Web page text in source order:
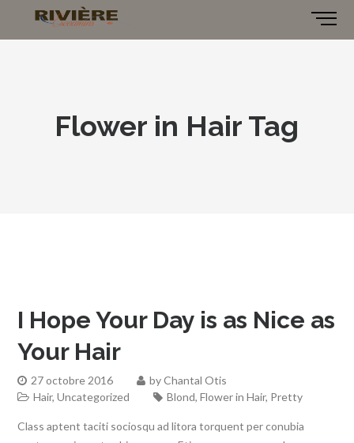
Flower in Hair Tag
I Hope Your Day is as Nice as
Your Hair
27 octobre 2016 byChantal Otis
Hair,Uncategorized Blond,Flower in Hair, Pretty
Class aptent taciti sociosqu ad litora torquent per conubia